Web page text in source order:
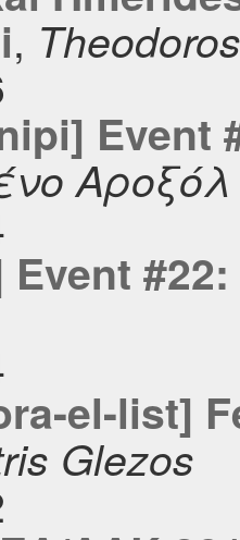
,
Event
Αροξόλ
el-list]
Glezos